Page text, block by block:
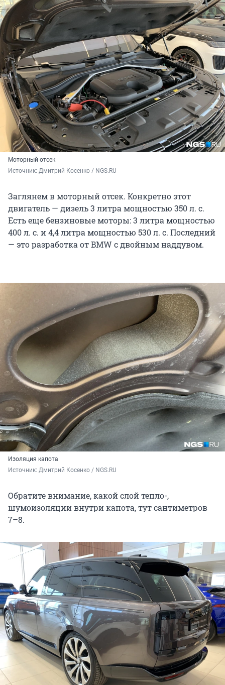
Моторный отсек
Источник: Дмитрий Косенко / NGS.RU
Заглянем в моторный отсек. Конкретно этот
двигатель — дизель 3 литра мощностью 350 л. с.
Есть еще бензиновые моторы: 3 литра мощностью
400 л. с. и 4,4 литра мощностью 530 л. с. Последний
— это разработка от BMW с двойным наддувом.
Изоляция капота
Источник: Дмитрий Косенко / NGS.RU
Обратите внимание, какой слой тепло-,
шумоизоляции внутри капота, тут сантиметров
7–8.